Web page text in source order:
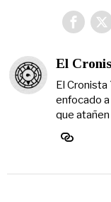
El
El
enfocado
que